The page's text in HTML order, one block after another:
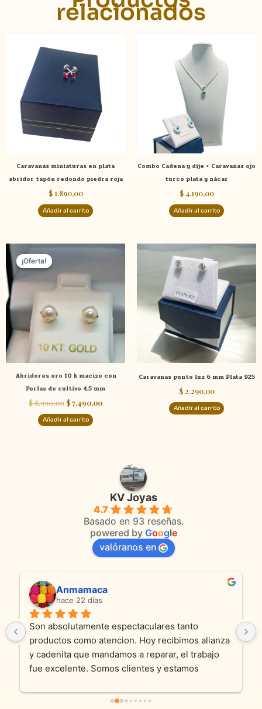
relacionados
Caravanas miniaturas en plata
abridor tapón redondo piedra roja
$1.890,00
Añadir al carrito
Combo Cadena y dije + Caravanas ojo
turco plata y nácar
$4.190,00
Añadir al carrito
¡Oferta!
¡Oferta!
Abridores oro 10 k macizo con
Perlas de cultivo 4,5 mm
$8.990,00
era:
$ 8.990,00.
$7.490,00
El
$ 7.490,00.
Añadir al carrito
Caravanas punto luz 6 mm Plata 925
$2.290,00
Añadir al carrito
KV Joyas
4.7
Basado en 93 reseñas.
powered by Google
valóranos en
Anmamaca
hace 22 días
Son absolutamente espectaculares tanto
productos como atencion. Hoy recibimos alianza
y cadenita que mandamos a reparar, el trabajo
fue excelente. Somos clientes y estamos